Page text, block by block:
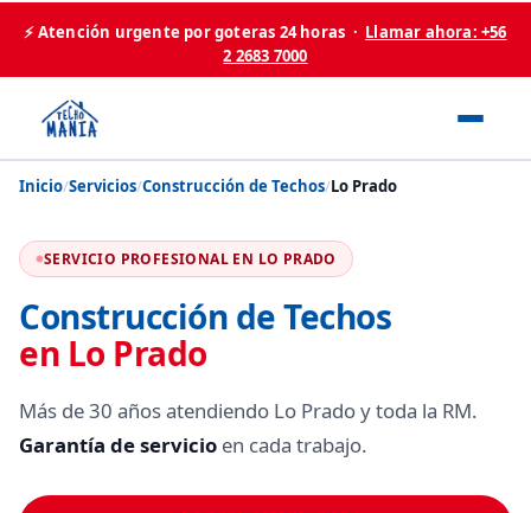
⚡ Atención urgente por goteras 24 horas · Llamar ahora: +56
2 2683 7000
Inicio/Servicios/Construcción de Techos/Lo Prado
SERVICIO PROFESIONAL EN LO PRADO
Construcción de Techos
en Lo Prado
Más de 30 años atendiendo Lo Prado y toda la RM.
Garantía de servicio en cada trabajo.